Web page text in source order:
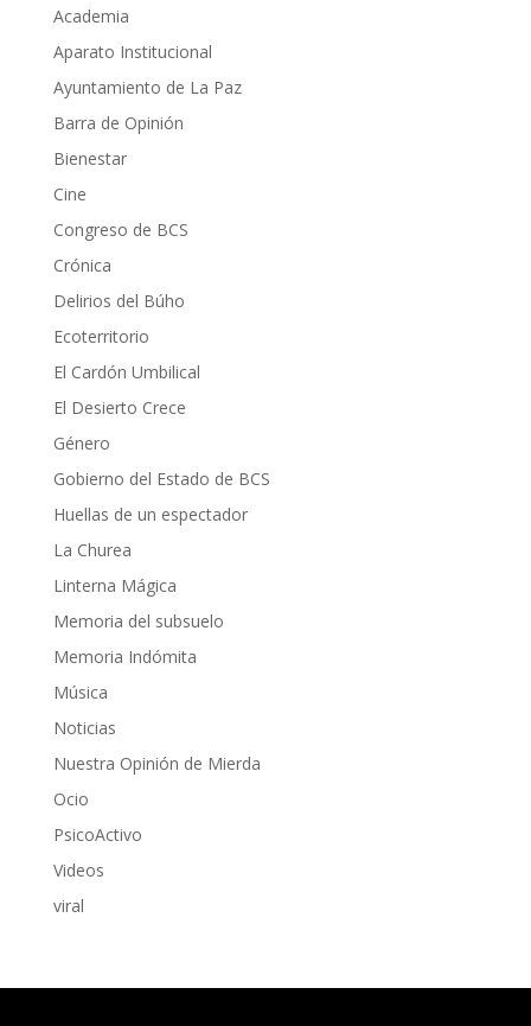
Academia
Aparato Institucional
Ayuntamiento de La Paz
Barra de Opinión
Bienestar
Cine
Congreso de BCS
Crónica
Delirios del Búho
Ecoterritorio
El Cardón Umbilical
El Desierto Crece
Género
Gobierno del Estado de BCS
Huellas de un espectador
La Churea
Linterna Mágica
Memoria del subsuelo
Memoria Indómita
Música
Noticias
Nuestra Opinión de Mierda
Ocio
PsicoActivo
Videos
viral